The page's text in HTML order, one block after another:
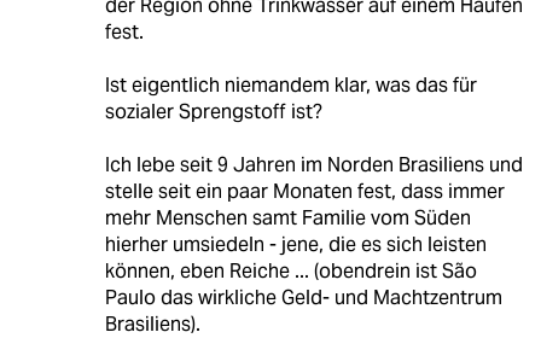
der Region ohne Trinkwasser auf einem Haufen
fest.
Ist eigentlich niemandem klar, was das für
sozialer Sprengstoff ist?
Ich lebe seit 9 Jahren im Norden Brasiliens und
stelle seit ein paar Monaten fest, dass immer
mehr Menschen samt Familie vom Süden
hierher umsiedeln - jene, die es sich leisten
können, eben Reiche ... (obendrein ist São
Paulo das wirkliche Geld- und Machtzentrum
Brasiliens).